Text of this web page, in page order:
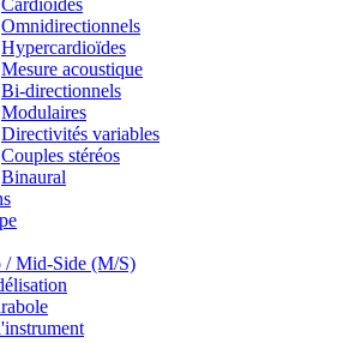
Cardioïdes
Omnidirectionnels
Hypercardioïdes
Mesure acoustique
Bi-directionnels
Modulaires
Directivités variables
Couples stéréos
Binaural
/ Mid-Side (M/S)